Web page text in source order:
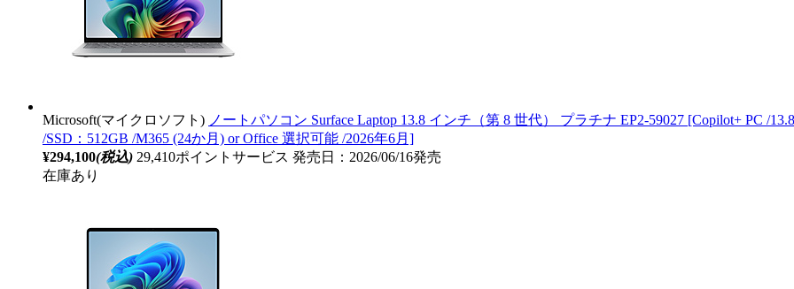
Microsoft(マイクロソフト) ノートパソコン Surface Laptop 13.8 インチ（第 8 世代） プラチナ EP2-59027 [Copilot+ PC /
/SSD：512GB /M365 (24か月) or Office 選択可能 /2026年6月]
¥294,100(税込) 29,410ポイントサービス 発売日：2026/06/16発売
在庫あり